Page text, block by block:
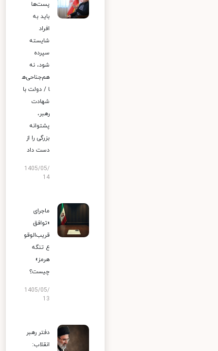
پست‌ها
باید به
افراد
شایسته
سپرده
شود، نه
هم‌جناحی‌ه
ا / دولت با
شهادت
رهبر،
پشتوانه
بزرگی را از
دست داد
1405/05/
14
ماجرای
«توافق
قریب‌الوقو
ع تنگه
هرمز»
چیست؟
1405/05/
13
دفتر رهبر
انقلاب: